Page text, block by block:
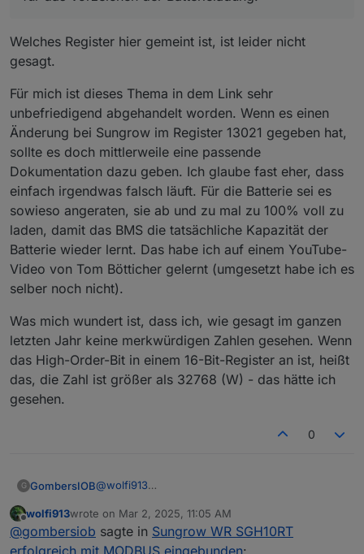
Welches Register hier gemeint ist, ist leider nicht
gesagt.
Für mich ist dieses Thema in dem Link sehr
unbefriedigend abgehandelt worden. Wenn es einen
Änderung bei Sungrow im Register 13021 gegeben hat,
sollte es doch mittlerweile eine passende
Dokumentation dazu geben. Ich glaube fast eher, dass
einfach irgendwas falsch läuft. Für die Batterie sei es
sowieso angeraten, sie ab und zu mal zu 100% voll zu
laden, damit das BMS die tatsächliche Kapazität der
Batterie wieder lernt. Das habe ich auf einem YouTube-
Video von Tom Bötticher gelernt (umgesetzt habe ich es
selber noch nicht).
Was mich wundert ist, dass ich, wie gesagt im ganzen
letzten Jahr keine merkwürdigen Zahlen gesehen. Wenn
das High-Order-Bit in einem 16-Bit-Register an ist, heißt
das, die Zahl ist größer als 32768 (W) - das hätte ich
gesehen.
0
G GombersIOB@wolfi913
die immer nur als "Geheimtipp" kriegen kann,
ärgert mich schon maßlos. Wieso stellt Sungrow
sie nicht einfach auf Ihrer
Die Problembeschreibung auf GitHub finde ich
verworren. Dieser JROEGNER, der behauptet,
das Register 13021 sei jetzt vorzeichenbehaftet,
Offline
wolfi913wrote on Mar 2, 2025, 11:05 AM
last edited by
@gombersiob sagte in Sungrow WR SGH10RT